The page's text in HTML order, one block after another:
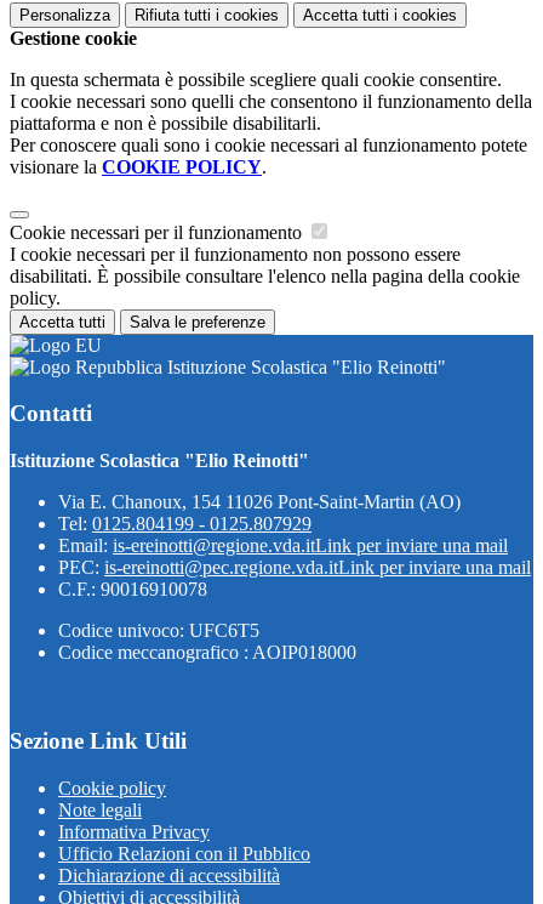
Personalizza Rifiuta tutti i cookies Accetta tutti i cookies
Gestione cookie
In questa schermata è possibile scegliere quali cookie consentire.
I cookie necessari sono quelli che consentono il funzionamento della
piattaforma e non è possibile disabilitarli.
Per conoscere quali sono i cookie necessari al funzionamento potete
visionare la COOKIE POLICY.
Cookie necessari per il funzionamento
I cookie necessari per il funzionamento non possono essere
disabilitati. È possibile consultare l'elenco nella pagina della cookie
policy.
Accetta tutti Salva le preferenze
Istituzione Scolastica "Elio Reinotti"
Contatti
Istituzione Scolastica "Elio Reinotti"
Via E. Chanoux, 154 11026 Pont-Saint-Martin (AO)
Tel: 0125.804199 - 0125.807929
Email: is-ereinotti@regione.vda.itLink per inviare una mail
PEC: is-ereinotti@pec.regione.vda.itLink per inviare una mail
C.F.: 90016910078
Codice univoco: UFC6T5
Codice meccanografico : AOIP018000
Sezione Link Utili
Cookie policy
Note legali
Informativa Privacy
Ufficio Relazioni con il Pubblico
Dichiarazione di accessibilità
Obiettivi di accessibilità